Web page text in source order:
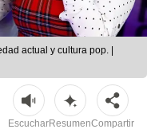
actual y cultura pop. |
EscucharResumenCompartir